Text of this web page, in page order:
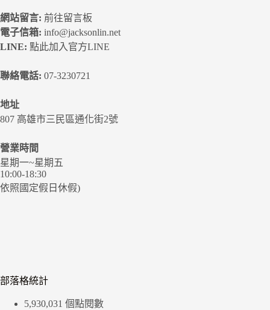
網站留言: 前往留言板
電子信箱: info@jacksonlin.net
LINE: 點此加入官方LINE
聯絡電話: 07-3230721
地址
807 高雄市三民區通化街2號
營業時間
星期一~星期五
10:00-18:30
依照國定假日休假)
部落格統計
5,930,031 個點閱數